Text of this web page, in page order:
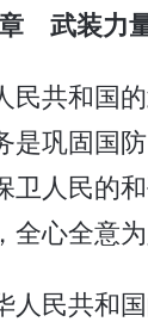
武装力
共和国
是巩固国
卫人民的
心全意为
民共和